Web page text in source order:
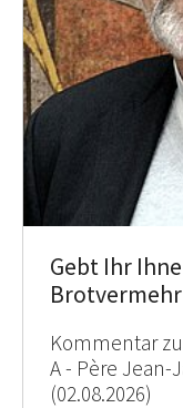
Gebt Ihr
Kommentar
A - Père
(02.08.2026)